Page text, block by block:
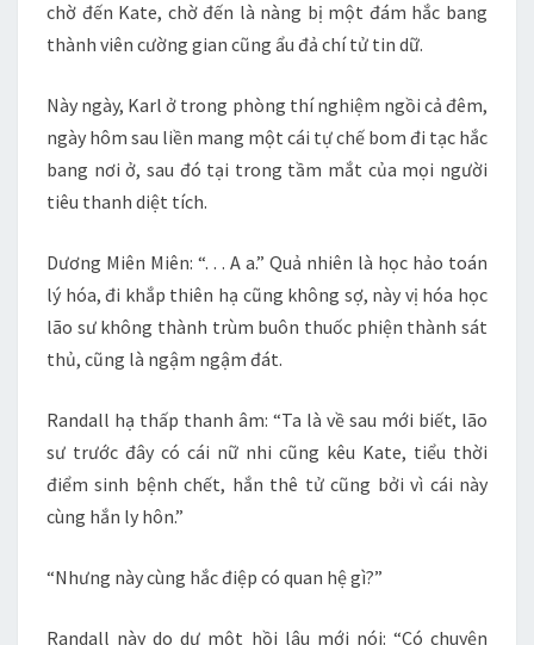
chờ đến Kate, chờ đến là nàng bị một đám hắc bang
thành viên cường gian cũng ẩu đả chí tử tin dữ.
Này ngày, Karl ở trong phòng thí nghiệm ngồi cả đêm,
ngày hôm sau liền mang một cái tự chế bom đi tạc hắc
bang nơi ở, sau đó tại trong tầm mắt của mọi người
tiêu thanh diệt tích.
Dương Miên Miên: “. . . A a.” Quả nhiên là học hảo toán
lý hóa, đi khắp thiên hạ cũng không sợ, này vị hóa học
lão sư không thành trùm buôn thuốc phiện thành sát
thủ, cũng là ngậm ngậm đát.
Randall hạ thấp thanh âm: “Ta là về sau mới biết, lão
sư trước đây có cái nữ nhi cũng kêu Kate, tiểu thời
điểm sinh bệnh chết, hắn thê tử cũng bởi vì cái này
cùng hắn ly hôn.”
“Nhưng này cùng hắc điệp có quan hệ gì?”
Randall này do dự một hồi lâu mới nói: “Có chuyện